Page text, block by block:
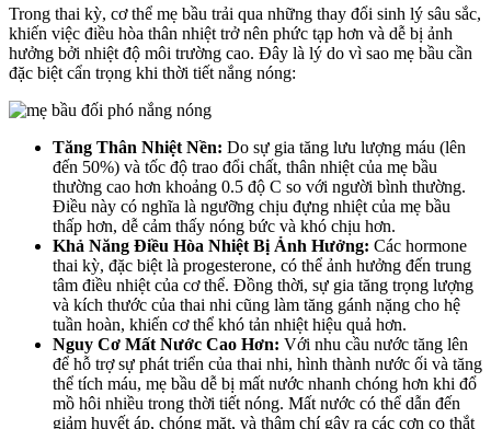
Trong thai kỳ, cơ thể mẹ bầu trải qua những thay đổi sinh lý sâu sắc,
khiến việc điều hòa thân nhiệt trở nên phức tạp hơn và dễ bị ảnh
hưởng bởi nhiệt độ môi trường cao. Đây là lý do vì sao mẹ bầu cần
đặc biệt cẩn trọng khi thời tiết nắng nóng:
Tăng Thân Nhiệt Nền: Do sự gia tăng lưu lượng máu (lên
đến 50%) và tốc độ trao đổi chất, thân nhiệt của mẹ bầu
thường cao hơn khoảng 0.5 độ C so với người bình thường.
Điều này có nghĩa là ngưỡng chịu đựng nhiệt của mẹ bầu
thấp hơn, dễ cảm thấy nóng bức và khó chịu hơn.
Khả Năng Điều Hòa Nhiệt Bị Ảnh Hưởng: Các hormone
thai kỳ, đặc biệt là progesterone, có thể ảnh hưởng đến trung
tâm điều nhiệt của cơ thể. Đồng thời, sự gia tăng trọng lượng
và kích thước của thai nhi cũng làm tăng gánh nặng cho hệ
tuần hoàn, khiến cơ thể khó tản nhiệt hiệu quả hơn.
Nguy Cơ Mất Nước Cao Hơn: Với nhu cầu nước tăng lên
để hỗ trợ sự phát triển của thai nhi, hình thành nước ối và tăng
thể tích máu, mẹ bầu dễ bị mất nước nhanh chóng hơn khi đổ
mồ hôi nhiều trong thời tiết nóng. Mất nước có thể dẫn đến
giảm huyết áp, chóng mặt, và thậm chí gây ra các cơn co thắt